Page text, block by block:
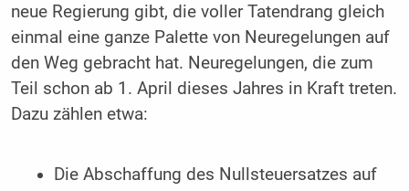
neue Regierung gibt, die voller Tatendrang gleich
einmal eine ganze Palette von Neuregelungen auf
den Weg gebracht hat. Neuregelungen, die zum
Teil schon ab 1. April dieses Jahres in Kraft treten.
Dazu zählen etwa:
Die Abschaffung des Nullsteuersatzes auf